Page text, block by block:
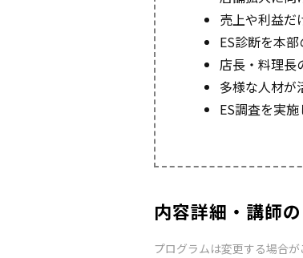
売上や利益だ
ES診断を本
店長・料理長
多様な人材が
ES調査を実
内容詳細・講師
プログラムは変更する場合